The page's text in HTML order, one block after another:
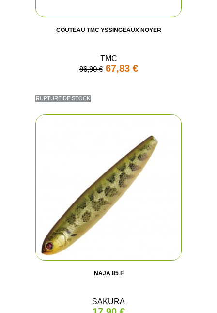
COUTEAU TMC YSSINGEAUX NOYER
TMC
96,90 € 67,83 €
RUPTURE DE STOCK
NAJA 85 F
SAKURA